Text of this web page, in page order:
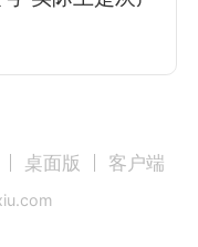
桌面版 客户端